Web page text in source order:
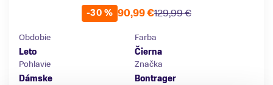
-30 %
129,99 €
90,99 €
Obdobie
Leto
Farba
Čierna
Pohlavie
Dámske
Značka
Bontrager